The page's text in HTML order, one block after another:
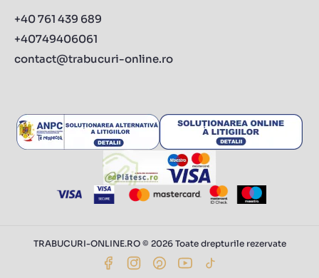
+40 761 439 689
+40749406061
contact@trabucuri-online.ro
TRABUCURI-ONLINE.RO © 2026 Toate drepturile rezervate